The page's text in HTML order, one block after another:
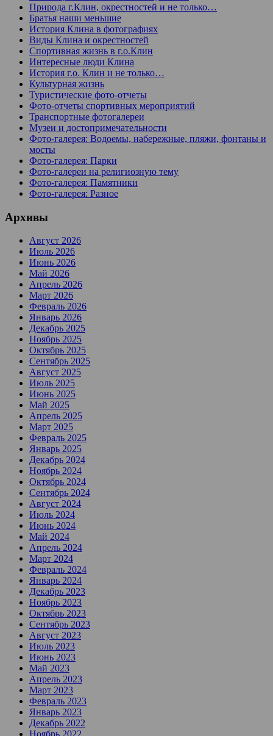
Природа г.Клин, окрестностей и не только…
Братья наши меньшие
История Клина в фотографиях
Виды Клина и окрестностей
Спортивная жизнь в г.о.Клин
Интересные люди Клина
История г.о. Клин и не только…
Культурная жизнь
Туристические фото-отчеты
Фото-отчеты спортивных мероприятий
Транспортные фотогалереи
Музеи и достопримечательности
Фото-галерея: Водоемы, набережные, пляжи, фонтаны и
мосты
Фото-галерея: Парки
Фото-галереи на религиозную тему
Фото-галерея: Памятники
Фото-галерея: Разное
Архивы
Август 2026
Июль 2026
Июнь 2026
Май 2026
Апрель 2026
Март 2026
Февраль 2026
Январь 2026
Декабрь 2025
Ноябрь 2025
Октябрь 2025
Сентябрь 2025
Август 2025
Июль 2025
Июнь 2025
Май 2025
Апрель 2025
Март 2025
Февраль 2025
Январь 2025
Декабрь 2024
Ноябрь 2024
Октябрь 2024
Сентябрь 2024
Август 2024
Июль 2024
Июнь 2024
Май 2024
Апрель 2024
Март 2024
Февраль 2024
Январь 2024
Декабрь 2023
Ноябрь 2023
Октябрь 2023
Сентябрь 2023
Август 2023
Июль 2023
Июнь 2023
Май 2023
Апрель 2023
Март 2023
Февраль 2023
Январь 2023
Декабрь 2022